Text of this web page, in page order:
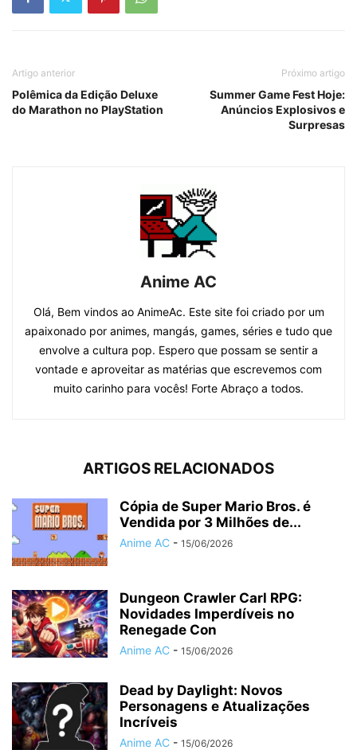
Artigo anterior
Polêmica da Edição Deluxe
do Marathon no PlayStation
Próximo artigo
Summer Game Fest Hoje:
Anúncios Explosivos e
Surpresas
Anime AC
Olá, Bem vindos ao AnimeAc. Este site foi criado por um
apaixonado por animes, mangás, games, séries e tudo que
envolve a cultura pop. Espero que possam se sentir a
vontade e aproveitar as matérias que escrevemos com
muito carinho para vocês! Forte Abraço a todos.
ARTIGOS RELACIONADOS
Cópia de Super Mario Bros. é
Vendida por 3 Milhões de...
Anime AC - 15/06/2026
Dungeon Crawler Carl RPG:
Novidades Imperdíveis no
Renegade Con
Anime AC - 15/06/2026
Dead by Daylight: Novos
Personagens e Atualizações
Incríveis
Anime AC - 15/06/2026